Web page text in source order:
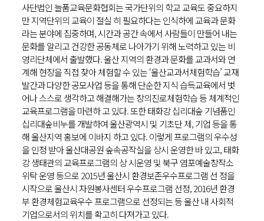
사단법인 늘품교육문화협회는 국가단위의 학교 교육도 중요하지
만 지역단위의 교육이 절실 히 필요하다는 인식하에 교육과 문화
라는 분야에 집중하며, 시간과 공간 속에서 사람들이 만들어 내는
문화를 알리고 건강한 공동체로 나아가기 위해 노력하고 있는 비
영리단체에서 출발했다. 울산 지역의 환경과 문화를 교과서와 연
계해 현장을 직접 찾아 체험할 수 있는 ‘울산교과서체험학습’ 교재
발간과 다양한 공모사업 등을 통해 단순한 지식 습득교육에서 벗
어나 스스로 생각하고 해결해가는 창의진로체험학습 등 체계적인
교육프로그램을 마련하 고 있다. 또한 태화강 십리대숲 기념품인
십리대숲비누를 개발하여 울산광역시 및 기초단 체, 기업 등을 통
해 울산지역 홍보에 이바지 하고 있다. 이렇게 프로그램의 우수성
을 인정 받아 울산대공원 숲속공작실을 상시 운영한 바 있고, 태화
강 생태관의 교육프로그램의 상 시운영 및 북구 염포예술창작소
위탁 운영 등으로 2015년 울산시 환경보존우수프로그램 선 정을
시작으로 울산시 자원봉사센터 우수프로그램 선정, 2016년 환경
부 환경체험교육우수 프로그램으로 선정되는 등 울산 내 사회적
기업으로서의 위치를 확고히 다져가고 있다.